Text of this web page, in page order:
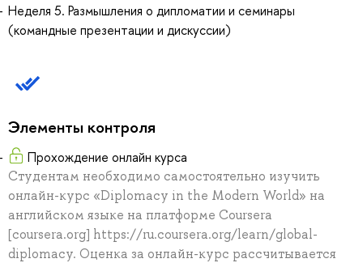
Неделя 5. Размышления о дипломатии и семинары
(командные презентации и дискуссии)
Элементы контроля
Прохождение онлайн курса
Студентам необходимо самостоятельно изучить
онлайн-курс «Diplomacy in the Modern World» на
английском языке на платформе Coursera
[coursera.org] https://ru.coursera.org/learn/global-
diplomacy. Оценка за онлайн-курс рассчитывается